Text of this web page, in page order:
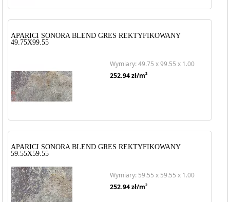
APARICI SONORA BLEND GRES REKTYFIKOWANY
49.75X99.55
Wymiary: 49.75 x 99.55 x 1.00
252.94zł/m2
APARICI SONORA BLEND GRES REKTYFIKOWANY
59.55X59.55
Wymiary: 59.55 x 59.55 x 1.00
252.94zł/m2